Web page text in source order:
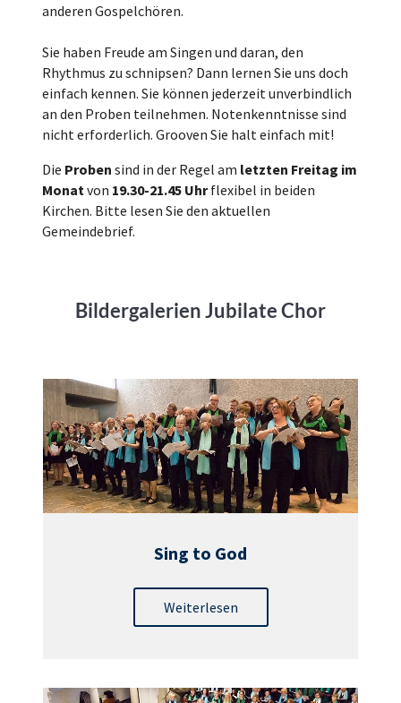
anderen Gospelchören.
Sie haben Freude am Singen und daran, den
Rhythmus zu schnipsen? Dann lernen Sie uns doch
einfach kennen. Sie können jederzeit unverbindlich
an den Proben teilnehmen. Notenkenntnisse sind
nicht erforderlich. Grooven Sie halt einfach mit!
Die Proben sind in der Regel am letzten Freitag im
Monat von 19.30-21.45 Uhrflexibel in beiden
Kirchen. Bitte lesen Sie den aktuellen
Gemeindebrief.
Bildergalerien Jubilate Chor
Sing to God
Weiterlesen